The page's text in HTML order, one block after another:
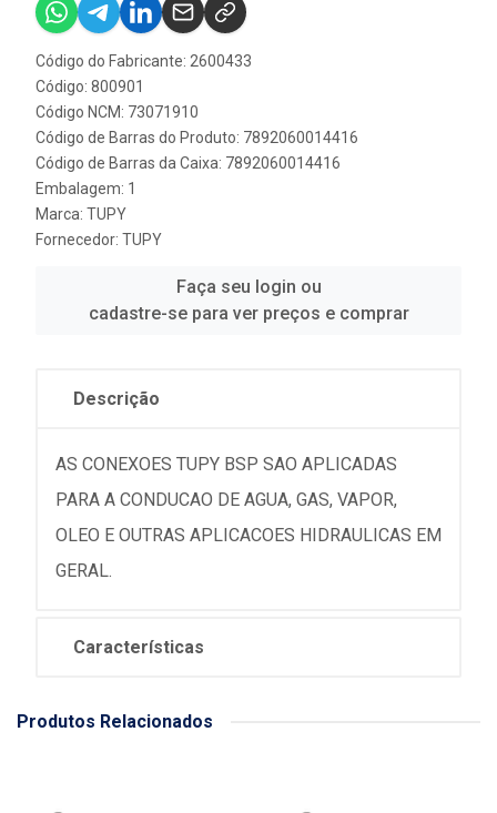
Código do Fabricante: 2600433
Código: 800901
Código NCM: 73071910
Código de Barras do Produto: 7892060014416
Código de Barras da Caixa: 7892060014416
Embalagem: 1
Marca: TUPY
Fornecedor: TUPY
Faça seu login ou
cadastre-se para ver preços e comprar
Descrição
AS CONEXOES TUPY BSP SAO APLICADAS
PARA A CONDUCAO DE AGUA, GAS, VAPOR,
OLEO E OUTRAS APLICACOES HIDRAULICAS EM
GERAL.
Características
Produtos Relacionados